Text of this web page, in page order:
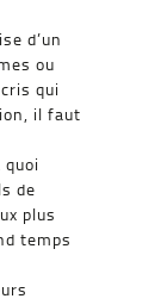
d’un
ou
qui
il faut
de
plus
temps